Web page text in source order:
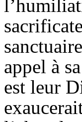
appel à
est leur